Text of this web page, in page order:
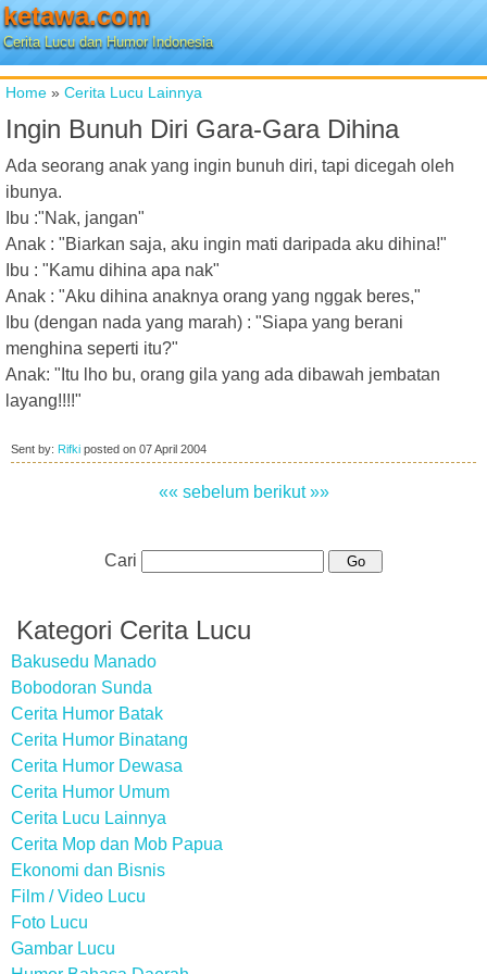
ketawa.com
Cerita Lucu dan Humor Indonesia
Home » Cerita Lucu Lainnya
Ingin Bunuh Diri Gara-Gara Dihina
Ada seorang anak yang ingin bunuh diri, tapi dicegah oleh
ibunya.
Ibu :"Nak, jangan"
Anak : "Biarkan saja, aku ingin mati daripada aku dihina!"
Ibu : "Kamu dihina apa nak"
Anak : "Aku dihina anaknya orang yang nggak beres,"
Ibu (dengan nada yang marah) : "Siapa yang berani
menghina seperti itu?"
Anak: "Itu lho bu, orang gila yang ada dibawah jembatan
layang!!!!"
Sent by: Rifki posted on 07 April 2004
«« sebelum berikut »»
Cari
Kategori Cerita Lucu
Bakusedu Manado
Bobodoran Sunda
Cerita Humor Batak
Cerita Humor Binatang
Cerita Humor Dewasa
Cerita Humor Umum
Cerita Lucu Lainnya
Cerita Mop dan Mob Papua
Ekonomi dan Bisnis
Film / Video Lucu
Foto Lucu
Gambar Lucu